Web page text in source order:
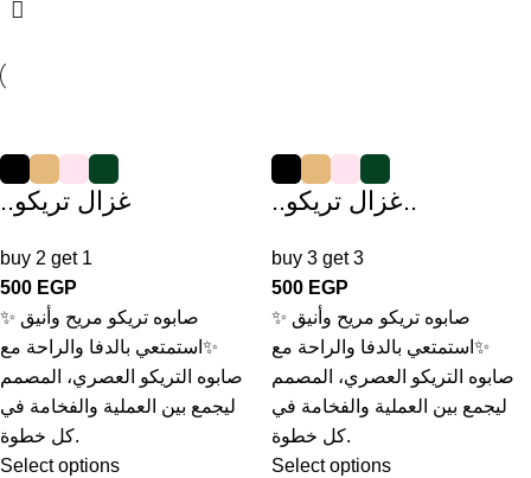
..غزال تريكو
buy 2 get 1
500 EGP
✨ صابوه تريكو مريح وأنيق
✨استمتعي بالدفا والراحة مع
صابوه التريكو العصري، المصمم
ليجمع بين العملية والفخامة في
كل خطوة.
Select options
..غزال تريكو..
buy 3 get 3
500 EGP
✨ صابوه تريكو مريح وأنيق
✨استمتعي بالدفا والراحة مع
صابوه التريكو العصري، المصمم
ليجمع بين العملية والفخامة في
كل خطوة.
Select options